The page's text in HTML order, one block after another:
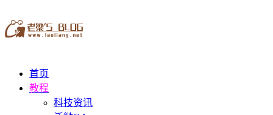
首页
教程
科技资讯